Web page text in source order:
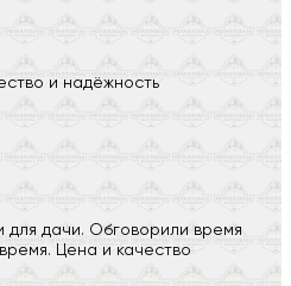
и надёжность
для дачи. Обговорили время
Цена и качество